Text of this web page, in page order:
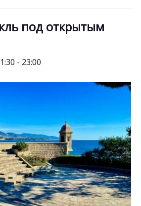
под открытым
- 23:00